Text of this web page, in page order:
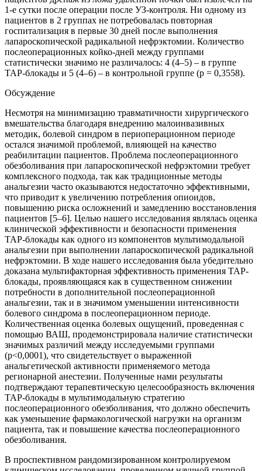
1-е сутки после операции после УЗ-контроля. Ни одному из
пациентов в 2 группах не потребовалась повторная
госпитализация в первые 30 дней после выполнения
лапароскопической радикальной нефрэктомии. Количество
послеоперационных койко-дней между группами
статистически значимо не различалось: 4 (4–5) – в группе
ТАР-блокады и 5 (4–6) – в контрольной группе (p = 0,3558).
Обсуждение
Несмотря на минимизацию травматичности хирургического
вмешательства благодаря внедрению малоинвазивных
методик, болевой синдром в периоперационном периоде
остался значимой проблемой, влияющей на качество
реабилитации пациентов. Проблема послеоперационного
обезболивания при лапароскопической нефрэктомии требует
комплексного подхода, так как традиционные методы
анальгезии часто оказываются недостаточно эффективными,
что приводит к увеличению потребления опиоидов,
повышению риска осложнений и замедлению восстановления
пациентов [5–6]. Целью нашего исследования являлась оценка
клинической эффективности и безопасности применения
TAP-блокады как одного из компонентов мультимодальной
анальгезии при выполнении лапароскопической радикальной
нефрэктомии. В ходе нашего исследования была убедительно
доказана мультифакторная эффективность применения ТАР-
блокады, проявляющаяся как в существенном снижении
потребности в дополнительной послеоперационной
анальгезии, так и в значимом уменьшении интенсивности
болевого синдрома в послеоперационном периоде.
Количественная оценка болевых ощущений, проведенная с
помощью ВАШ, продемонстрировала наличие статистически
значимых различий между исследуемыми группами
(p<0,0001), что свидетельствует о выраженной
анальгетической активности применяемого метода
регионарной анестезии. Полученные нами результаты
подтверждают терапевтическую целесообразность включения
ТАР-блокады в мультимодальную стратегию
послеоперационного обезболивания, что должно обеспечить
как уменьшение фармакологической нагрузки на организм
пациента, так и повышение качества послеоперационного
обезболивания.
В проспективном рандомизированном контролируемом